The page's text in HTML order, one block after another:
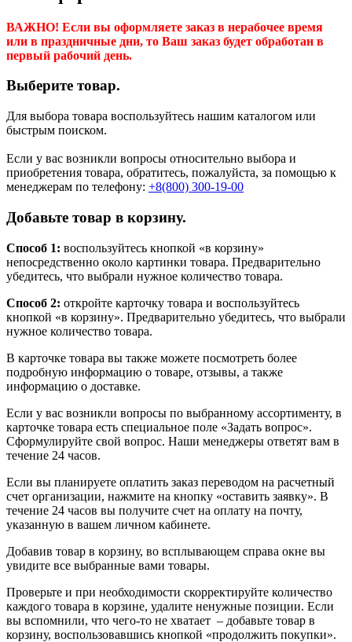
ВАЖНО! Если вы оформляете заказ в нерабочее время
или в праздничные дни, то Ваш заказ будет обработан в
первый рабочий день.
Выберите товар.
Для выбора товара воспользуйтесь нашим каталогом или
быстрым поиском.
Если у вас возникли вопросы относительно выбора и
приобретения товара, обратитесь, пожалуйста, за помощью к
менеджерам по телефону: +8(800) 300-19-00
Добавьте товар в корзину.
Способ 1: воспользуйтесь кнопкой «в корзину»
непосредственно около картинки товара. Предварительно
убедитесь, что выбрали нужное количество товара.
Способ 2: откройте карточку товара и воспользуйтесь
кнопкой «в корзину». Предварительно убедитесь, что выбрали
нужное количество товара.
В карточке товара вы также можете посмотреть более
подробную информацию о товаре, отзывы, а также
информацию о доставке.
Если у вас возникли вопросы по выбранному ассортименту, в
карточке товара есть специальное поле «Задать вопрос».
Сформулируйте свой вопрос. Наши менеджеры ответят вам в
течение 24 часов.
Если вы планируете оплатить заказ переводом на расчетный
счет организации, нажмите на кнопку «оставить заявку». В
течение 24 часов вы получите счет на оплату на почту,
указанную в вашем личном кабинете.
Добавив товар в корзину, во всплывающем справа окне вы
увидите все выбранные вами товары.
Проверьте и при необходимости скорректируйте количество
каждого товара в корзине, удалите ненужные позиции. Если
вы вспомнили, что чего-то не хватает – добавьте товар в
корзину, воспользовавшись кнопкой «продолжить покупки».